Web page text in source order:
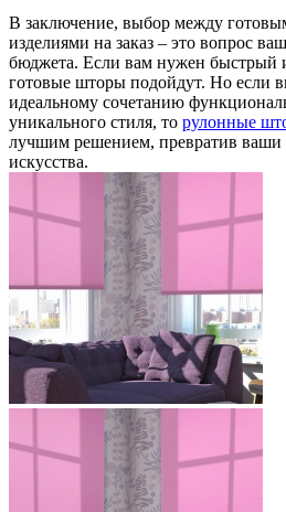
В заключение, выбор между
изделиями на заказ – это вопрос
бюджета. Если вам нужен быстрый
готовые шторы подойдут. Но если
идеальному сочетанию
уникального стиля, то рулонные
лучшим решением, превратив ваши
искусства.